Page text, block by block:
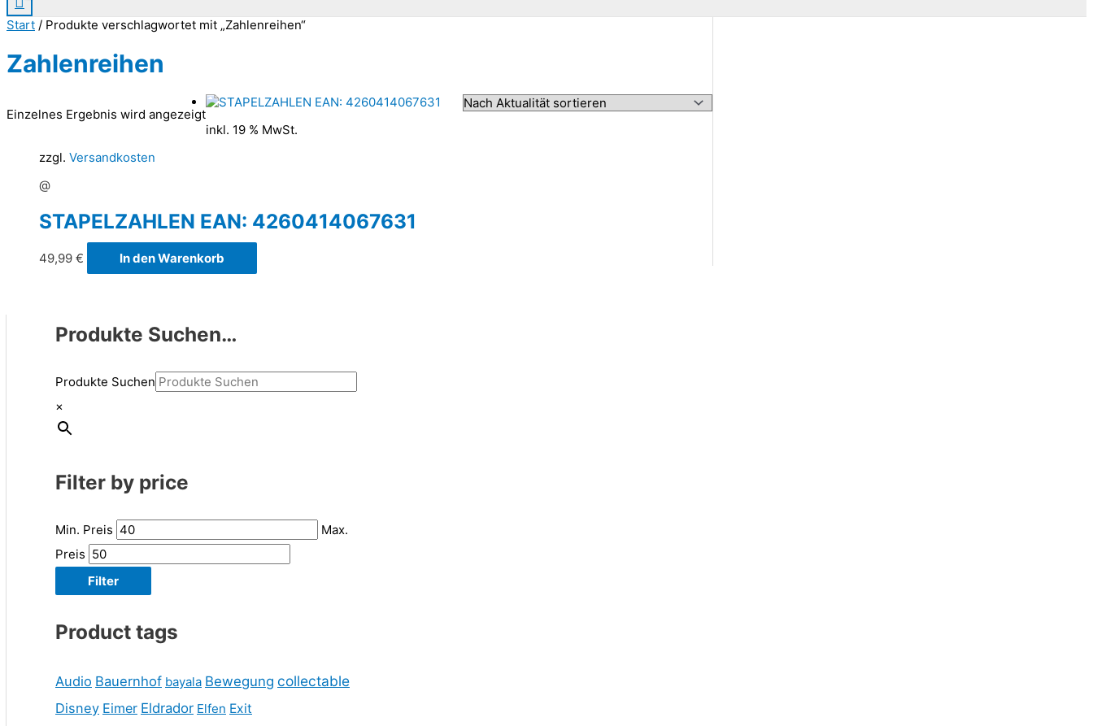
Start / Produkte verschlagwortet mit „Zahlenreihen“
Zahlenreihen
Einzelnes Ergebnis wird angezeigt
inkl. 19 % MwSt.
zzgl. Versandkosten
@
STAPELZAHLEN EAN: 4260414067631
49,99 € In den Warenkorb
Produkte Suchen…
Produkte Suchen
×
Filter by price
Min. Preis
Max.
Preis
Filter
Product tags
Audio Bauernhof bayala Bewegung collectable
Disney Eimer Eldrador Elfen Exit